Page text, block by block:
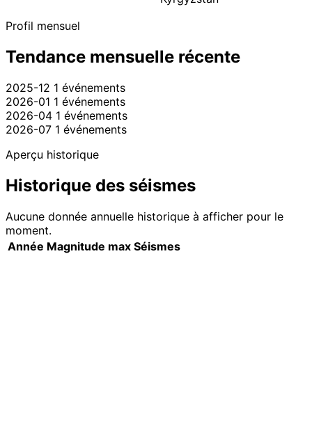
Profil mensuel
Tendance mensuelle récente
2025-12 1 événements
2026-01 1 événements
2026-04 1 événements
2026-07 1 événements
Aperçu historique
Historique des séismes
Aucune donnée annuelle historique à afficher pour le
moment.
Année Magnitude max Séismes